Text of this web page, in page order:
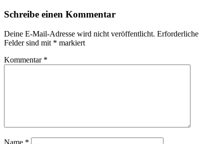
Schreibe einen Kommentar
Deine E-Mail-Adresse wird nicht veröffentlicht. Erforderliche
Felder sind mit * markiert
Kommentar *